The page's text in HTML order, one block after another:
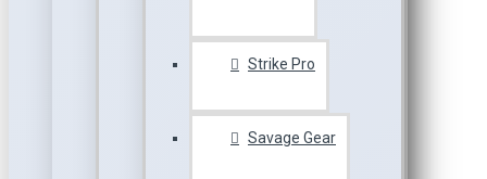
Strike Pro
Savage Gear